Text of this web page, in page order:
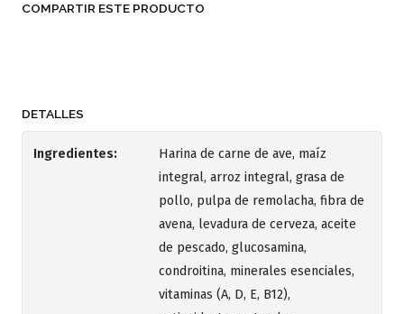
COMPARTIR ESTE PRODUCTO
DETALLES
Ingredientes:
Harina de carne de ave, maíz
integral, arroz integral, grasa de
pollo, pulpa de remolacha, fibra de
avena, levadura de cerveza, aceite
de pescado, glucosamina,
condroitina, minerales esenciales,
vitaminas (A, D, E, B12),